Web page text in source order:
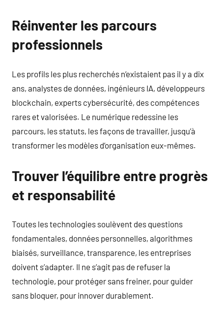
Réinventer les parcours
professionnels
Les profils les plus recherchés n’existaient pas il y a dix
ans, analystes de données, ingénieurs IA, développeurs
blockchain, experts cybersécurité, des compétences
rares et valorisées. Le numérique redessine les
parcours, les statuts, les façons de travailler, jusqu’à
transformer les modèles d’organisation eux-mêmes.
Trouver l’équilibre entre progrès
et responsabilité
Toutes les technologies soulèvent des questions
fondamentales, données personnelles, algorithmes
biaisés, surveillance, transparence, les entreprises
doivent s’adapter. Il ne s’agit pas de refuser la
technologie, pour protéger sans freiner, pour guider
sans bloquer, pour innover durablement.